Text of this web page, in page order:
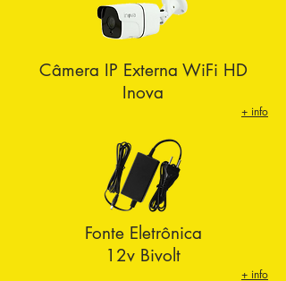
Câmera IP Externa WiFi HD
Inova
+ info
Fonte Eletrônica
12v Bivolt
+ info